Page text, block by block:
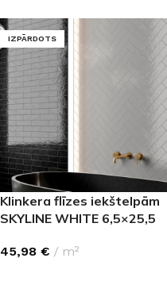
IZPĀRDOTS
Klinkera flīzes iekštelpām
SKYLINE WHITE 6,5×25,5
45,98 € m²